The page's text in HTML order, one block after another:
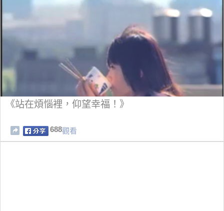
《站在煩惱裡，仰望幸福！》
688觀看